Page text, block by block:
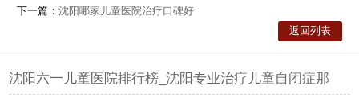
下一篇： 沈阳哪家儿童医院治疗口碑好
返回列表
沈阳六一儿童医院排行榜_沈阳专业治疗儿童自闭症那